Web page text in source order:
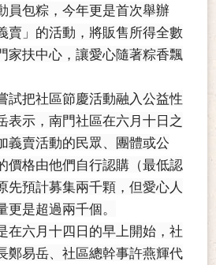
員包粽，今年更是首次舉辦
賣」的活動，將販售所得全數
家扶中心，讓愛心隨著粽香飄
試把社區節慶活動融入公益性
表示，南門社區在六月十日之
義賣活動的民眾、團體或公
價格由他們自行認購（最低認
先預計募集兩千顆，但愛心人
是超過兩千個。
在六月十四日的早上開始，社
鄭易岳、社區總幹事許燕輝代